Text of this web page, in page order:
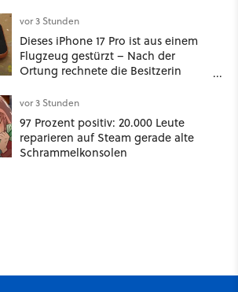
vor 3 Stunden
Dieses iPhone 17 Pro ist aus einem
Flugzeug gestürzt – Nach der
Ortung rechnete die Besitzerin
vorzufinden
vor 3 Stunden
97 Prozent positiv: 20.000 Leute
reparieren auf Steam gerade alte
Schrammelkonsolen